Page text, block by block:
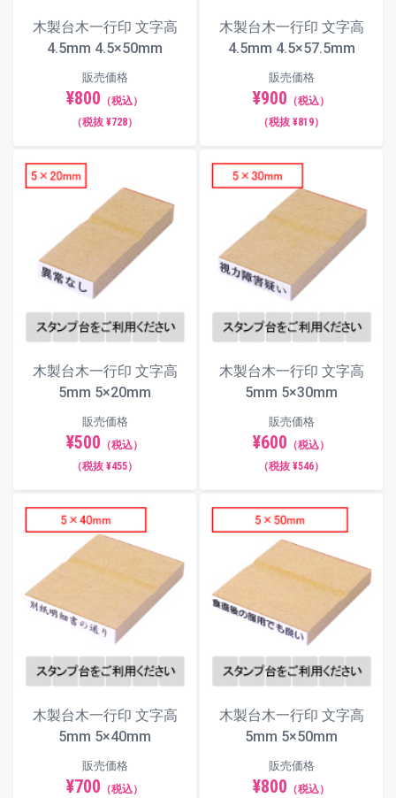
木製台木一行印 文字高
4.5mm 4.5×50mm
販売価格
¥800 （税込）
（税抜 ¥728）
木製台木一行印 文字高
4.5mm 4.5×57.5mm
販売価格
¥900 （税込）
（税抜 ¥819）
木製台木一行印 文字高
5mm 5×20mm
販売価格
¥500 （税込）
（税抜 ¥455）
木製台木一行印 文字高
5mm 5×30mm
販売価格
¥600 （税込）
（税抜 ¥546）
木製台木一行印 文字高
5mm 5×40mm
販売価格
¥700 （税込）
木製台木一行印 文字高
5mm 5×50mm
販売価格
¥800 （税込）